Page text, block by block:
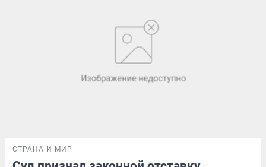
СТРАНА И МИР